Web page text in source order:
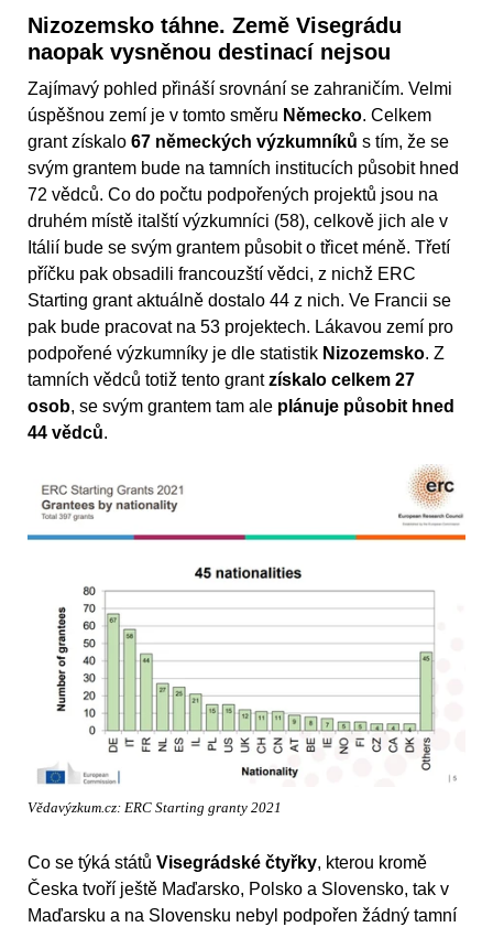
Nizozemsko táhne. Země Visegrádu
naopak vysněnou destinací nejsou
Zajímavý pohled přináší srovnání se zahraničím. Velmi
úspěšnou zemí je v tomto směru Německo. Celkem
grant získalo 67 německých výzkumníků s tím, že se
svým grantem bude na tamních institucích působit hned
72 vědců. Co do počtu podpořených projektů jsou na
druhém místě italští výzkumníci (58), celkově jich ale v
Itálií bude se svým grantem působit o třicet méně. Třetí
příčku pak obsadili francouzští vědci, z nichž ERC
Starting grant aktuálně dostalo 44 z nich. Ve Francii se
pak bude pracovat na 53 projektech. Lákavou zemí pro
podpořené výzkumníky je dle statistik Nizozemsko. Z
tamních vědců totiž tento grantzískalo celkem 27
osob, se svým grantem tam ale plánuje působit hned
44 vědců.
Vědavýzkum.cz: ERC Starting granty 2021
Co se týká států Visegrádské čtyřky, kterou kromě
Česka tvoří ještě Maďarsko, Polsko a Slovensko, tak v
Maďarsku a na Slovensku nebyl podpořen žádný tamní